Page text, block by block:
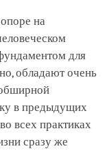
на
для
обладают очень
в предыдущих
всех практиках
сразу же